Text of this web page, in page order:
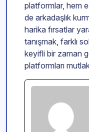
platformlar, hem
de arkadaşlık
harika fırsatlar
tanışmak, farklı
keyifli bir zaman
platformları